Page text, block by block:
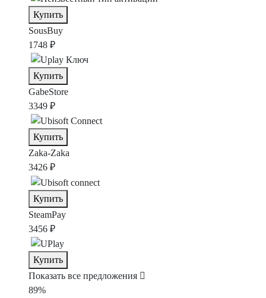
Купить
SousBuy
1748 ₽
Купить
GabeStore
3349 ₽
Купить
Zaka-Zaka
3426 ₽
Купить
SteamPay
3456 ₽
Купить
Показать все предложения
89%